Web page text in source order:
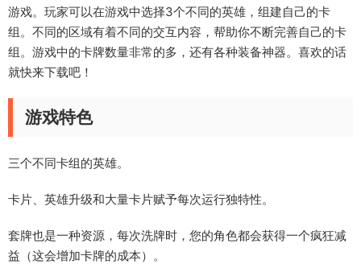
游戏。玩家可以在游戏中选择3个不同的英雄，组建自己的卡
组。不同的区域有着不同的交互内容，帮助你不断完善自己的卡
组。游戏中的卡牌数量非常的多，还有各种装备神器。喜欢的话
就快来下载吧！
游戏特色
三个不同卡组的英雄。
卡片、英雄升级和大量卡片赋予每次运行独特性。
套牌也是一种资源，每次洗牌时，您的角色都会获得一个疯狂减
益（这会增加卡牌的成本）。